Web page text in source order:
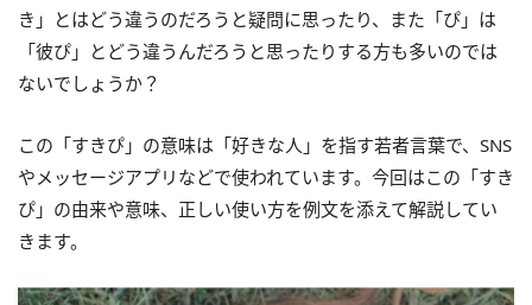
き」とはどう違うのだろうと疑問に思ったり、また「ぴ」は
「彼ぴ」とどう違うんだろうと思ったりする方も多いのでは
ないでしょうか？
この「すきぴ」の意味は「好きな人」を指す若者言葉で、SNS
やメッセージアプリなどで使われています。今回はこの「すき
ぴ」の由来や意味、正しい使い方を例文を添えて解説してい
きます。